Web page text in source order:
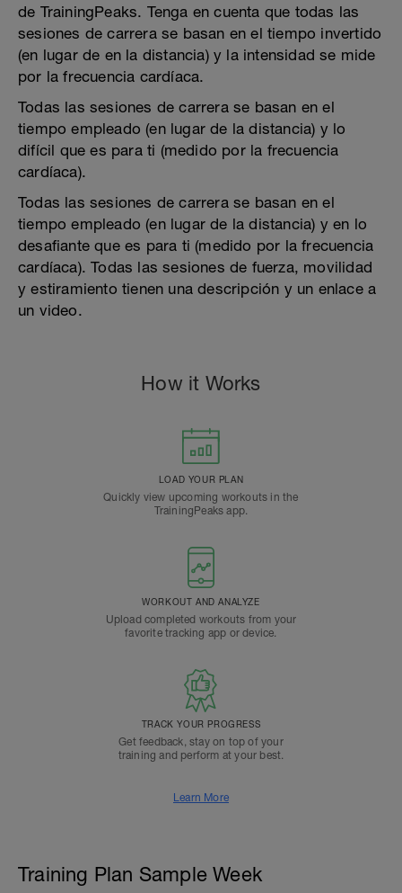
de TrainingPeaks. Tenga en cuenta que todas las
sesiones de carrera se basan en el tiempo invertido
(en lugar de en la distancia) y la intensidad se mide
por la frecuencia cardíaca.
Todas las sesiones de carrera se basan en el
tiempo empleado (en lugar de la distancia) y lo
difícil que es para ti (medido por la frecuencia
cardíaca).
Todas las sesiones de carrera se basan en el
tiempo empleado (en lugar de la distancia) y en lo
desafiante que es para ti (medido por la frecuencia
cardíaca). Todas las sesiones de fuerza, movilidad
y estiramiento tienen una descripción y un enlace a
un video.
How it Works
LOAD YOUR PLAN
Quickly view upcoming workouts in the
TrainingPeaks app.
WORKOUT AND ANALYZE
Upload completed workouts from your
favorite tracking app or device.
TRACK YOUR PROGRESS
Get feedback, stay on top of your
training and perform at your best.
Learn More
Training Plan Sample Week